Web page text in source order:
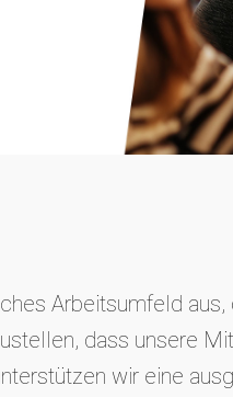
Arbeitsumfeld
dass unsere
wir eine